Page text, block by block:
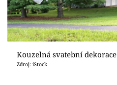
Kouzelná svatební dekorace
Zdroj: iStock